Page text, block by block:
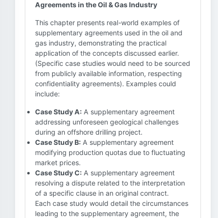
Agreements in the Oil & Gas Industry
This chapter presents real-world examples of
supplementary agreements used in the oil and
gas industry, demonstrating the practical
application of the concepts discussed earlier.
(Specific case studies would need to be sourced
from publicly available information, respecting
confidentiality agreements). Examples could
include:
Case Study A: A supplementary agreement
addressing unforeseen geological challenges
during an offshore drilling project.
Case Study B: A supplementary agreement
modifying production quotas due to fluctuating
market prices.
Case Study C: A supplementary agreement
resolving a dispute related to the interpretation
of a specific clause in an original contract.
Each case study would detail the circumstances
leading to the supplementary agreement, the